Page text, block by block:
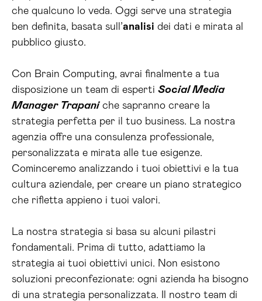
che qualcuno lo veda. Oggi serve una strategia
ben definita, basata sull’analisi dei dati e mirata al
pubblico giusto.
Con Brain Computing, avrai finalmente a tua
disposizione un team di esperti Social Media
Manager Trapaniche sapranno creare la
strategia perfetta per il tuo business. La nostra
agenzia offre una consulenza professionale,
personalizzata e mirata alle tue esigenze.
Cominceremo analizzando i tuoi obiettivi e la tua
cultura aziendale, per creare un piano strategico
che rifletta appieno i tuoi valori.
La nostra strategia si basa su alcuni pilastri
fondamentali. Prima di tutto, adattiamo la
strategia ai tuoi obiettivi unici. Non esistono
soluzioni preconfezionate: ogni azienda ha bisogno
di una strategia personalizzata. Il nostro team di